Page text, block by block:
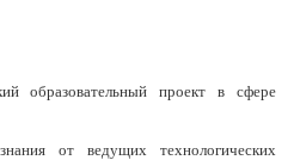
образовательный проект в сфере
от ведущих технологических